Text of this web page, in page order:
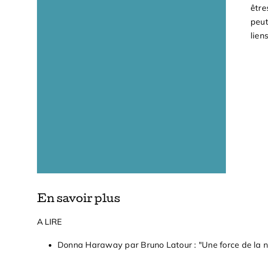
En savoir plus
A LIRE
Donna Haraway par Bruno Latour : "Une force de la